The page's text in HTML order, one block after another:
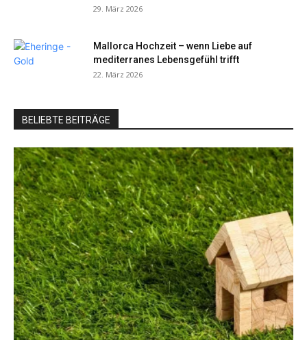
29. März 2026
Mallorca Hochzeit – wenn Liebe auf
mediterranes Lebensgefühl trifft
22. März 2026
BELIEBTE BEITRÄGE